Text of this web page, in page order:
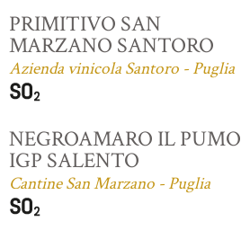
PRIMITIVO SAN
MARZANO SANTORO
Azienda vinicola Santoro - Puglia
NEGROAMARO IL PUMO
IGP SALENTO
Cantine San Marzano - Puglia